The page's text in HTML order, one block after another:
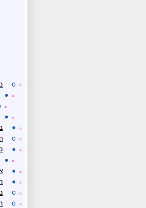
☼
o
☼
●
☼
☼
●
☼
●
☼
o
☼
●
☼
●
☼
●
☼
●
☼
o
☼
o